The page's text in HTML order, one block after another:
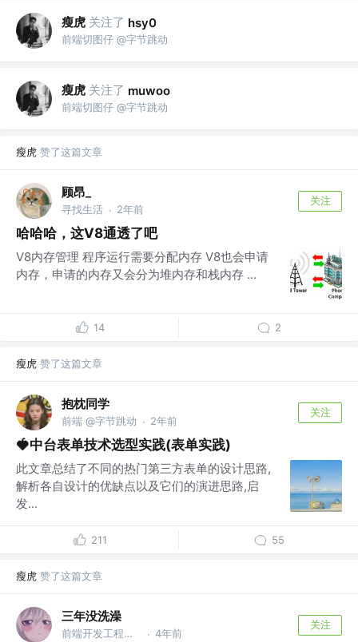
瘦虎 关注了 hsy0
前端切图仔 @字节跳动
瘦虎 关注了 muwoo
前端切图仔 @字节跳动
瘦虎 赞了这篇文章
顾昂_
寻找生活 · 2年前
关注
哈哈哈，这V8通透了吧
V8内存管理 程序运行需要分配内存 V8也会申请
内存，申请的内存又会分为堆内存和栈内存 ...
14 2
瘦虎 赞了这篇文章
抱枕同学
前端 @字节跳动 · 2年前
关注
🍓中台表单技术选型实践(表单实践)
此文章总结了不同的热门第三方表单的设计思路,
解析各自设计的优缺点以及它们的演进思路,启
发...
211 55
瘦虎 赞了这篇文章
三年没洗澡
前端开发工程师 @杭州某公司 · 4年前
关注